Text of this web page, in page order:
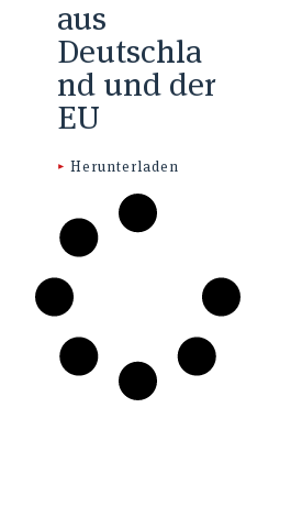
aus
Deutschla
nd und der
EU
▸ Herunterladen